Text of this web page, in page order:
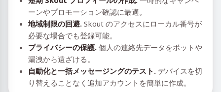
ーンやプロモーション確認に最適。
地域制限の回避. Skout のアクセスにローカル番号が
必要な場合でも登録可能。
プライバシーの保護. 個人の連絡先データをボットや
漏洩から遠ざける。
自動化と一括メッセージングのテスト. デバイスを切
り替えることなく追加アカウントを簡単に作成。